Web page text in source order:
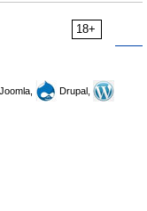
18+
Joomla,
Drupal,